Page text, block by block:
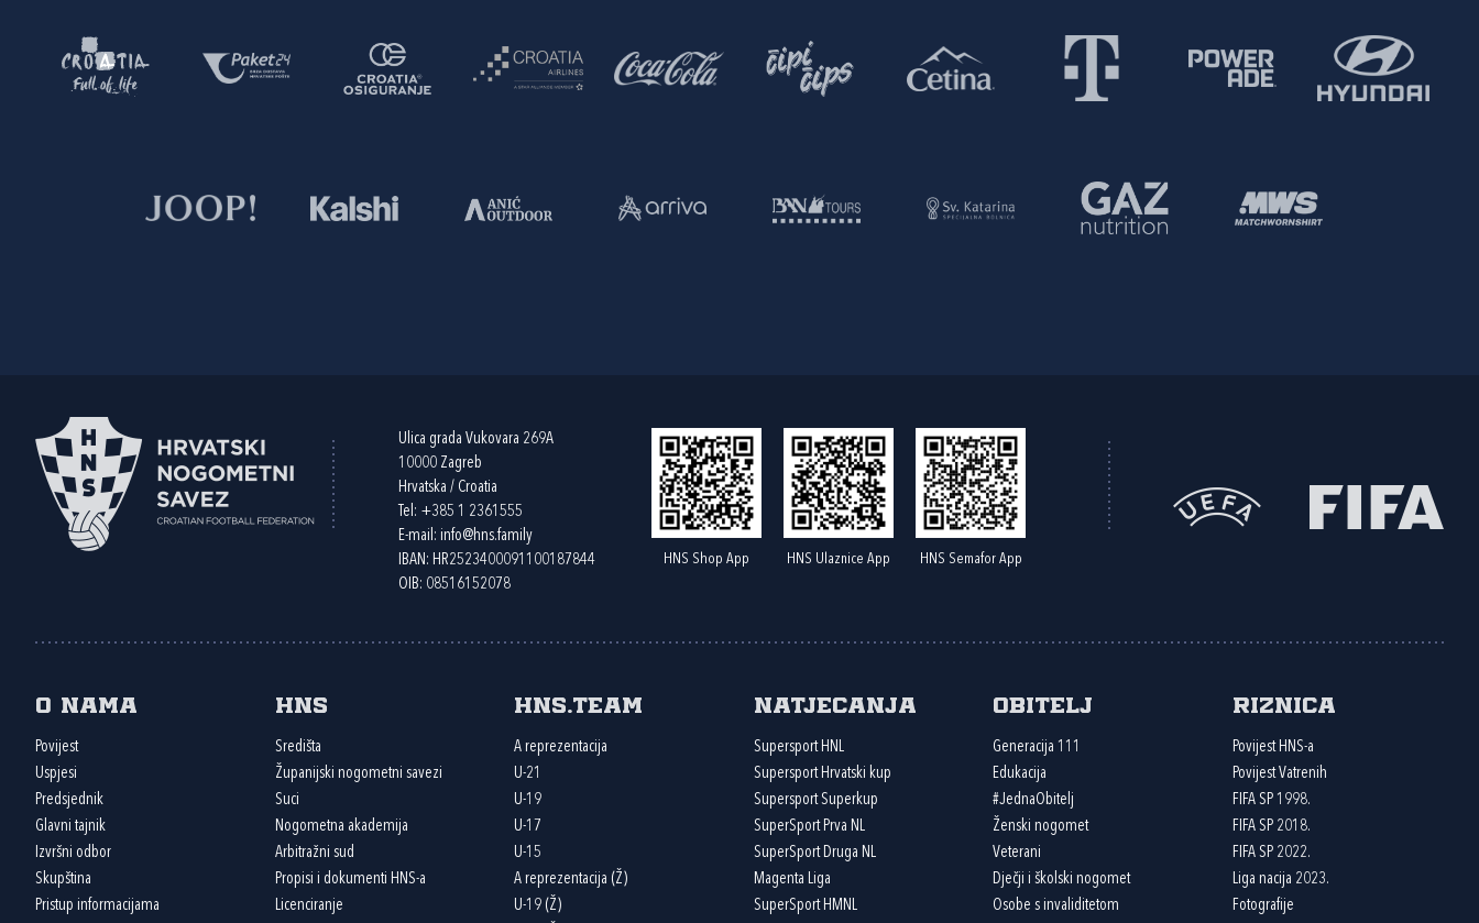
Ulica grada Vukovara 269A
10000 Zagreb
Hrvatska / Croatia
Tel: +385 1 2361555
E-mail: info@hns.family
IBAN: HR2523400091100187844
OIB: 08516152078
HNS Shop App HNS Ulaznice App HNS Semafor App
O nama
Povijest
Uspjesi
Predsjednik
Glavni tajnik
Izvršni odbor
Skupština
Pristup informacijama
HNS
Središta
Županijski nogometni savezi
Suci
Nogometna akademija
Arbitražni sud
Propisi i dokumenti HNS-a
Licenciranje
HNS.team
A reprezentacija
U-21
U-19
U-17
U-15
A reprezentacija (Ž)
U-19 (Ž)
Natjecanja
Supersport HNL
Supersport Hrvatski kup
Supersport Superkup
SuperSport Prva NL
SuperSport Druga NL
Magenta Liga
SuperSport HMNL
Obitelj
Generacija 111
Edukacija
#JednaObitelj
Ženski nogomet
Veterani
Dječji i školski nogomet
Osobe s invaliditetom
Riznica
Povijest HNS-a
Povijest Vatrenih
FIFA SP 1998.
FIFA SP 2018.
FIFA SP 2022.
Liga nacija 2023.
Fotografije